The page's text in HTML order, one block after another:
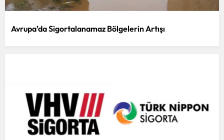
Avrupa’da Sigortalanamaz Bölgelerin Artışı